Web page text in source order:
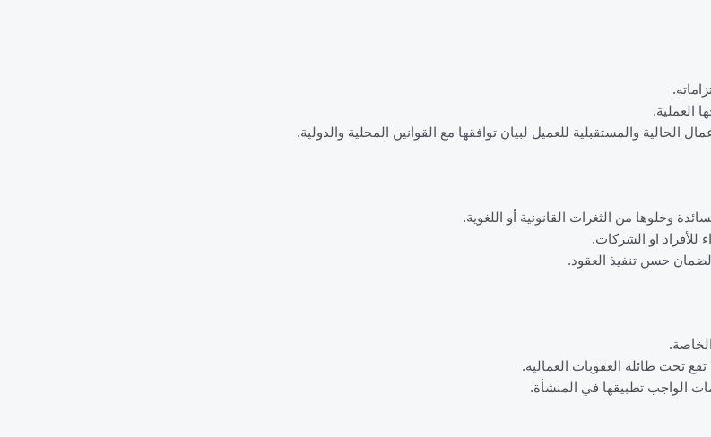
العملية.
الحالية والمستقبلية للعميل لبيان توافقها مع القوانين المحلية والدولية.
وخلوها من الثغرات القانونية أو اللغوية.
للأفراد او الشركات.
لضمان حسن تنفيذ العقود.
تحت طائلة العقوبات العمالية.
الواجب تطبيقها في المنشأة.